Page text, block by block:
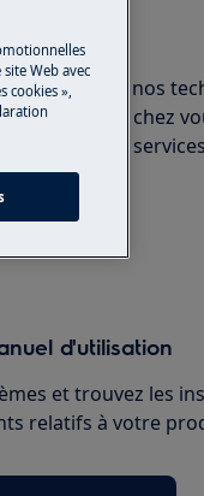
expert
avec un de nos
découvrez chez
de nos
d'utilisation
et trouvez les
relatifs à votre
Web avec
cookies »,